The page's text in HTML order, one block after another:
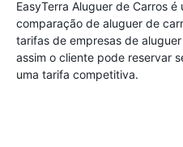
EasyTerra Aluguer de Carros
comparação de aluguer de
tarifas de empresas de
assim o cliente pode reservar
uma tarifa competitiva.